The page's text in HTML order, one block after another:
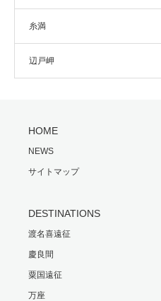
糸満
辺戸岬
HOME
NEWS
サイトマップ
DESTINATIONS
渡名喜遠征
慶良間
粟国遠征
万座